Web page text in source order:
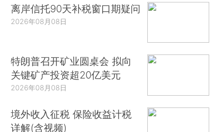
离岸信托90天补税窗口期疑问
2026年08月08日
特朗普召开矿业圆桌会 拟向
关键矿产投资超20亿美元
2026年08月08日
境外收入征税 保险收益计税
详解(含视频)